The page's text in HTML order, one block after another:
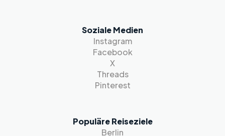
Soziale Medien
Instagram
Facebook
X
Threads
Pinterest
Populäre Reiseziele
Berlin